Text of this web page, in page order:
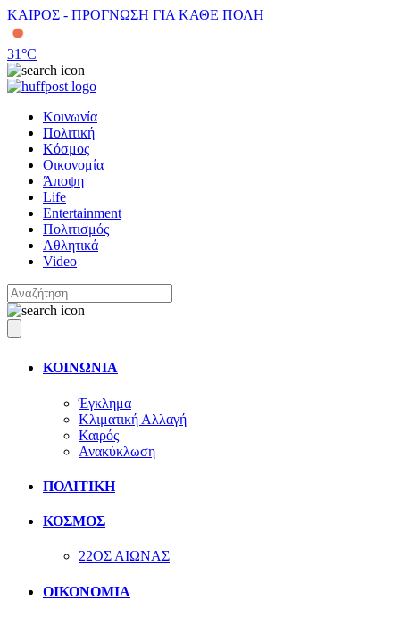
ΚΑΙΡΟΣ - ΠΡΟΓΝΩΣΗ ΓΙΑ ΚΑΘΕ ΠΟΛΗ
31°C
Κοινωνία
Πολιτική
Κόσμος
Οικονομία
Άποψη
Life
Entertainment
Πολιτισμός
Αθλητικά
Video
ΚΟΙΝΩΝΙΑ
Έγκλημα
Κλιματική Αλλαγή
Καιρός
Ανακύκλωση
ΠΟΛΙΤΙΚΗ
ΚΟΣΜΟΣ
22ΟΣ ΑΙΩΝΑΣ
ΟΙΚΟΝΟΜΙΑ